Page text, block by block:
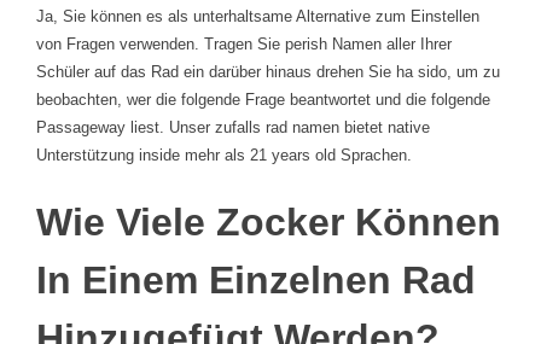
Ja, Sie können es als unterhaltsame Alternative zum Einstellen
von Fragen verwenden. Tragen Sie perish Namen aller Ihrer
Schüler auf das Rad ein darüber hinaus drehen Sie ha sido, um zu
beobachten, wer die folgende Frage beantwortet und die folgende
Passageway liest. Unser zufalls rad namen bietet native
Unterstützung inside mehr als 21 years old Sprachen.
Wie Viele Zocker Können
In Einem Einzelnen Rad